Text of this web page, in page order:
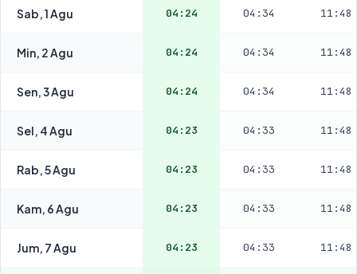
Sab, 1 Agu 04:24 04:34 11:48
Min, 2 Agu 04:24 04:34 11:48
Sen, 3 Agu 04:24 04:34 11:48
Sel, 4 Agu 04:23 04:33 11:48
Rab, 5 Agu 04:23 04:33 11:48
Kam, 6 Agu 04:23 04:33 11:48
Jum, 7 Agu 04:23 04:33 11:48